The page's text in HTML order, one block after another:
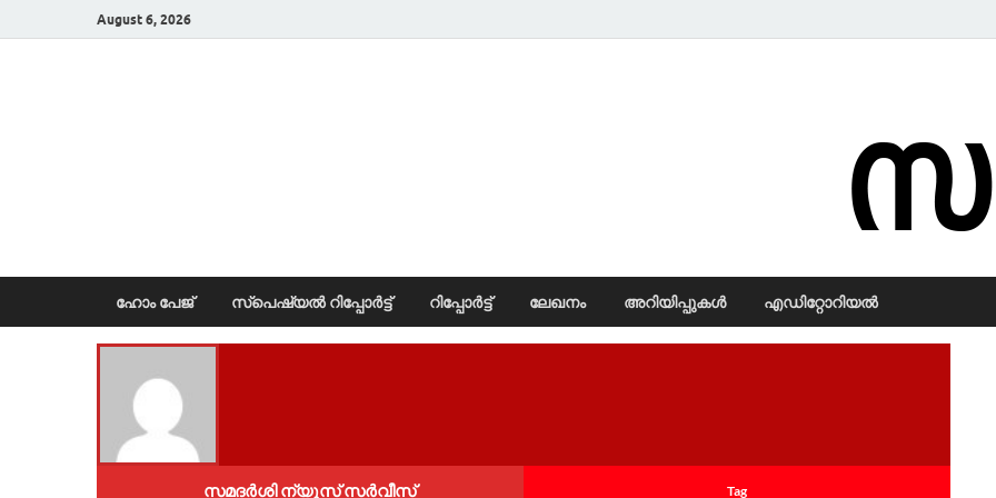
August 6, 2026
ഹോം പേജ് സ്പെഷ്യൽ റിപ്പോര്‍ട്ട് റിപ്പോര്‍ട്ട് ലേഖനം അറിയിപ്പുകള്‍ എഡിറ്റോറിയല്‍
സമദർശി ന്യൂസ് സർവീസ് Tag